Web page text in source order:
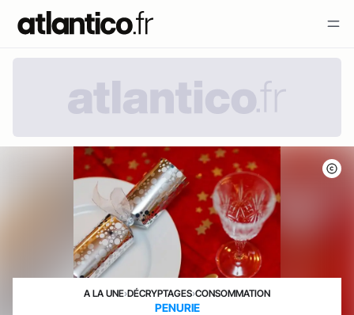
A LA UNE›DÉCRYPTAGES›CONSOMMATION
PENURIE